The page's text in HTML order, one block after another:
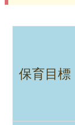
保育目標